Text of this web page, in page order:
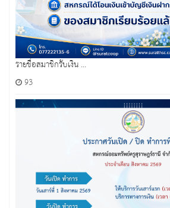
รายชื่อสมาชิกรับเงิน ...
93